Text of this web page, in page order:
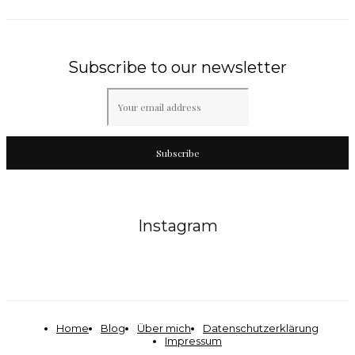
Subscribe to our newsletter
Subscribe
Instagram
Home Blog Über mich
Datenschutzerklärung
Impressum